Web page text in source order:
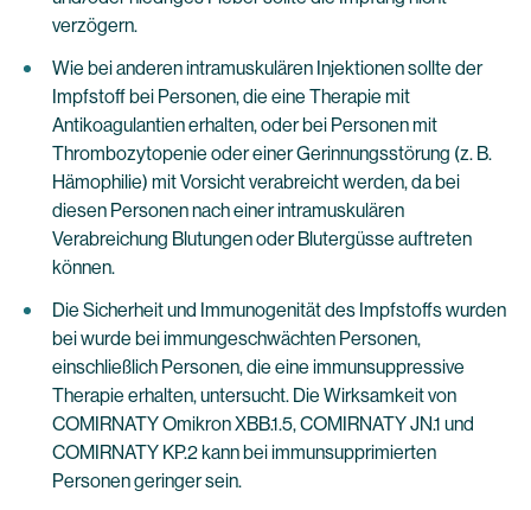
verzögern.
Wie bei anderen intramuskulären Injektionen sollte der
Impfstoff bei Personen, die eine Therapie mit
Antikoagulantien erhalten, oder bei Personen mit
Thrombozytopenie oder einer Gerinnungsstörung (z. B.
Hämophilie) mit Vorsicht verabreicht werden, da bei
diesen Personen nach einer intramuskulären
Verabreichung Blutungen oder Blutergüsse auftreten
können.
Die Sicherheit und Immunogenität des Impfstoffs wurden
bei wurde bei immungeschwächten Personen,
einschließlich Personen, die eine immunsuppressive
Therapie erhalten, untersucht. Die Wirksamkeit von
COMIRNATY Omikron XBB.1.5, COMIRNATY JN.1 und
COMIRNATY KP.2 kann bei immunsupprimierten
Personen geringer sein.